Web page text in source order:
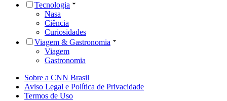
Tecnologia
Nasa
Ciência
Curiosidades
Viagem & Gastronomia
Viagem
Gastronomia
Sobre a CNN Brasil
Aviso Legal e Política de Privacidade
Termos de Uso